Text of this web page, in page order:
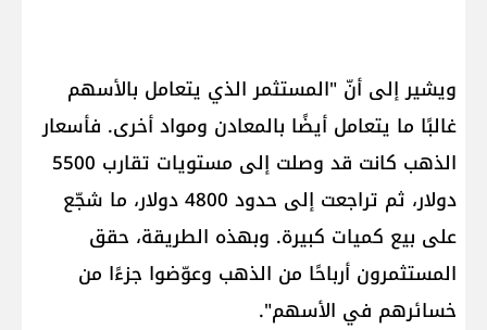
ويشير إلى أنّ "المستثمر الذي يتعامل بالأسهم
غالبًا ما يتعامل أيضًا بالمعادن ومواد أخرى. فأسعار
الذهب كانت قد وصلت إلى مستويات تقارب 5500
دولار، ثم تراجعت إلى حدود 4800 دولار، ما شجّع
على بيع كميات كبيرة. وبهذه الطريقة، حقق
المستثمرون أرباحًا من الذهب وعوّضوا جزءًا من
خسائرهم في الأسهم".